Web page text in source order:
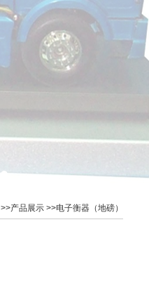
>>产品展示 >>电子衡器（地磅）